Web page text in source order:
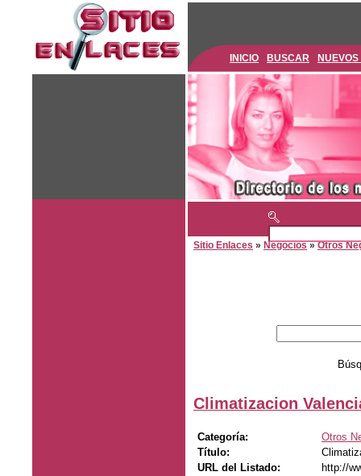
INICIO BUSCAR
Sitio Enlaces » Negocios»Otros
Climatizacion
Categoría:
Otros
Título:
URL del Listado:
http://